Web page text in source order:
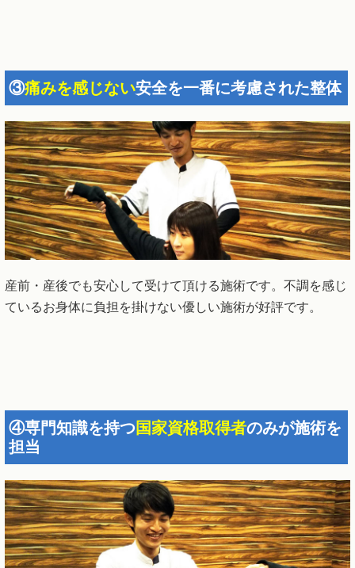
③痛みを感じない安全を一番に考慮された整体
産前・産後でも安心して受けて頂ける施術です。不調を感じ
ているお身体に負担を掛けない優しい施術が好評です。
④専門知識を持つ 国家資格取得者のみが施術を
担当